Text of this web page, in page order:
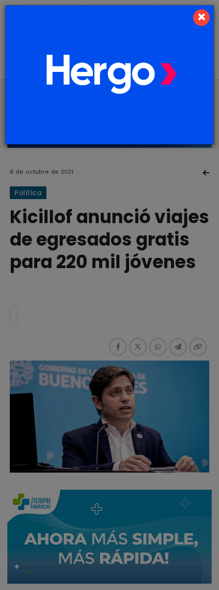
8 de octubre de 2021
Política
Kicillof anunció viajes
de egresados gratis
para 220 mil jóvenes
×